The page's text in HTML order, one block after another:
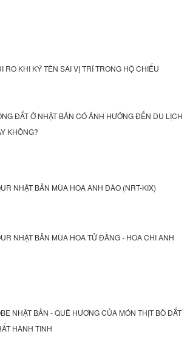
RO KHI KÝ TÊN SAI VỊ TRÍ TRONG HỘ CHIẾU
ĐẤT Ở NHẬT BẢN CÓ ẢNH HƯỞNG ĐẾN DU LỊCH
KHÔNG?
NHẬT BẢN MÙA HOA ANH ĐÀO (NRT-KIX)
NHẬT BẢN MÙA HOA TỬ ĐẰNG - HOA CHI ANH
NHẬT BẢN - QUÊ HƯƠNG CỦA MÓN THỊT BÒ ĐẮT
HÀNH TINH